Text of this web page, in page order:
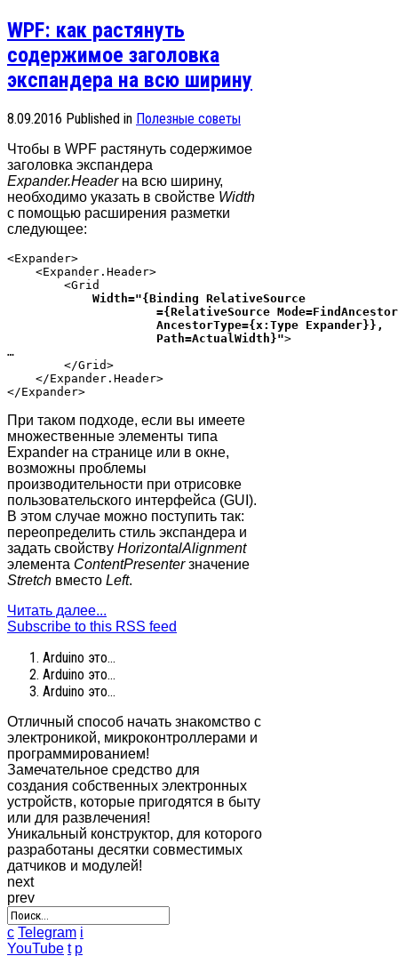
WPF: как растянуть
содержимое заголовка
экспандера на всю ширину
8.09.2016 Published in Полезные советы
Чтобы в WPF растянуть содержимое
заголовка экспандера
Expander.Headerна всю ширину,
необходимо указать в свойстве Width
с помощью расширения разметки
следующее:
<Expander>
    <Expander.Header>
        <Grid
Width="{Binding RelativeSource
={RelativeSource
                     AncestorType={x:Type Expander}},
                     Path=ActualWidth}"
>
…
        </Grid>
    </Expander.Header>
При таком подходе, если вы имеете
множественные элементы типа
Expander на странице или в окне,
возможны проблемы
производительности при отрисовке
пользовательского интерфейса (GUI).
В этом случае можно поступить так:
переопределить стиль экспандера и
задать свойству HorizontalAlignment
элемента ContentPresenterзначение
Stretch вместо Left.
Читать далее...
Subscribe to this RSS feed
Arduino это...
Arduino это...
Arduino это...
Отличный способ начать знакомство с
электроникой, микроконтроллерами и
программированием!
Замечательное средство для
создания собственных электронных
устройств, которые пригодятся в быту
или для развлечения!
Уникальный конструктор, для которого
разработаны десятки совместимых
датчиков и модулей!
next
prev
c Telegram i
YouTube t p